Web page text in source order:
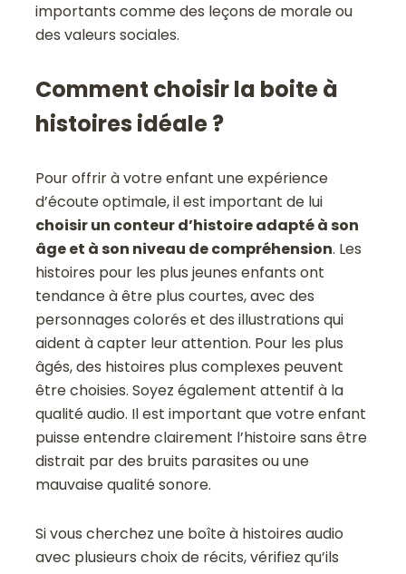
importants comme des leçons de morale ou
des valeurs sociales.
Comment choisir la boite à
histoires idéale ?
Pour offrir à votre enfant une expérience
d’écoute optimale, il est important de lui
choisir un conteur d’histoire adapté à son
âge et à son niveau de compréhension. Les
histoires pour les plus jeunes enfants ont
tendance à être plus courtes, avec des
personnages colorés et des illustrations qui
aident à capter leur attention. Pour les plus
âgés, des histoires plus complexes peuvent
être choisies. Soyez également attentif à la
qualité audio. Il est important que votre enfant
puisse entendre clairement l’histoire sans être
distrait par des bruits parasites ou une
mauvaise qualité sonore.
Si vous cherchez une boîte à histoires audio
avec plusieurs choix de récits, vérifiez qu’ils